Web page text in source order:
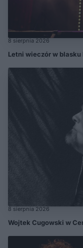
8 sierpnia 2026
Letni wieczór w
8 sierpnia 2026
Wojtek Cugowski w